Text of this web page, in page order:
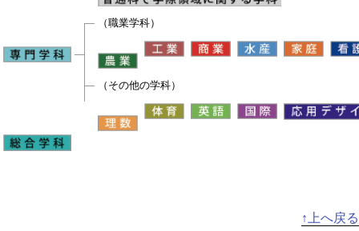
（職業学科）
（その他の学科）
↑上へ戻る